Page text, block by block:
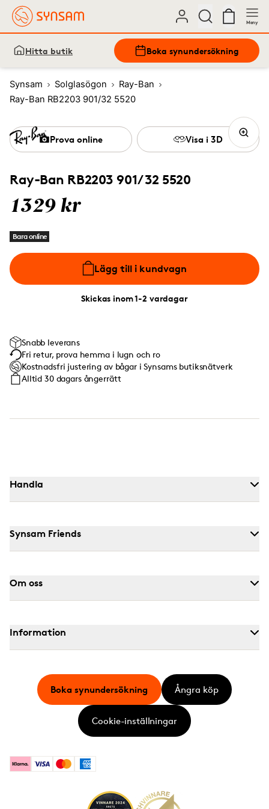
Meny
Hitta butik Boka synundersökning
Synsam Solglasögon
Ray-Ban
Ray-Ban RB2203 901/32 5520
Ray-Ban RB2203 901/32 5520
1329 kr
Bara online
Lägg till i kundvagn
Skickas inom 1-2 vardagar
Prova online Visa i 3D
Snabb leverans
Fri retur, prova hemma i lugn och ro
Kostnadsfri justering av bågar i Synsams butiksnätverk
Alltid 30 dagars ångerrätt
Handla
Synsam Friends
Om oss
Information
KlarnaVisa MastercardAmerican Express
Boka synundersökning Ångra köp
Cookie-inställningar